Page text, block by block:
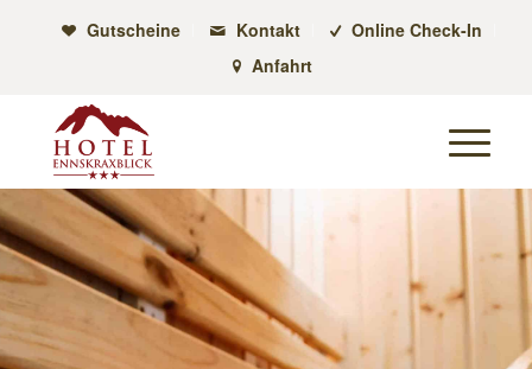
Gutscheine Kontakt
Online Check-In
Anfahrt